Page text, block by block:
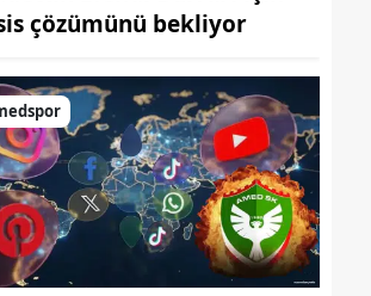
Bilecik
Bingöl
Bitlis
Bolu
Burdur
çözümünü bekliyor